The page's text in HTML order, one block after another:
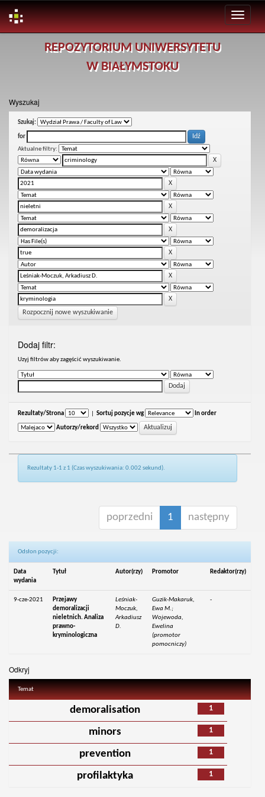
REPOZYTORIUM UNIWERSYTETU
W BIAŁYMSTOKU
Wyszukaj
Szukaj:
for
Aktualne filtry:
Rozpocznij nowe wyszukiwanie
Dodaj filtr:
Uzyj filtrów aby zagęścić wyszukiwanie.
Rezultaty/Strona Sortuj pozycje wg In order
Autorzy/rekord
Rezultaty 1-1 z 1 (Czas wyszukiwania: 0.002 sekund).
poprzedni 1 następny
Odsłon pozycji:
Data
wydania
Tytuł Autor(rzy) Promotor Redaktor(rzy)
9-cze-2021
Przejawy
demoralizacji
nieletnich. Analiza
prawno-
kryminologiczna
Leśniak-
Moczuk,
Arkadiusz
D.
Guzik-Makaruk,
Ewa M.;
Wojewoda,
Ewelina
(promotor
pomocniczy)
-
Odkryj
Temat
1
demoralisation
1
minors
1
prevention
1
profilaktyka